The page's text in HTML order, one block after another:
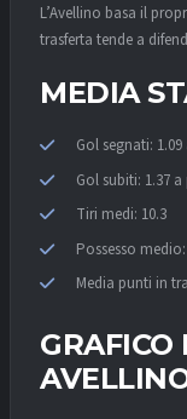
L’Avellino basa il
trasferta tende a
MEDIA
Gol segnati:
Gol subiti: 1.37
Tiri medi: 10.3
Possesso
Media punti in